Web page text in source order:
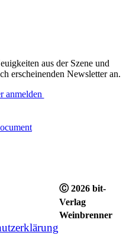
aus der Szene und
erscheinenden Newsletter an.
anmelden
Ⓒ 2026 bit-
Verlag
Weinbrenner